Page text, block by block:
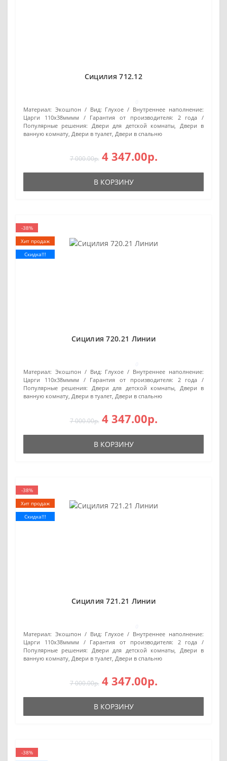
Сицилия 712.12
Материал: Экошпон Вид: Глухое
Внутреннее наполнение:
Царги 110х38мммм
Гарантия от производителя:
2 года
Популярные решения:
Двери для детской комнаты, Двери в
ванную комнату, Двери в туалет, Двери в спальню
7 000.00р. 4 347.00р.
В КОРЗИНУ
-38%
Хит продаж
Скидка!!!
Сицилия 720.21 Линии
Материал: Экошпон Вид: Глухое
Внутреннее наполнение:
Царги 110х38мммм
Гарантия от производителя:
2 года
Популярные решения:
Двери для детской комнаты, Двери в
ванную комнату, Двери в туалет, Двери в спальню
7 000.00р. 4 347.00р.
В КОРЗИНУ
-38%
Хит продаж
Скидка!!!
Сицилия 721.21 Линии
Материал: Экошпон Вид: Глухое
Внутреннее наполнение:
Царги 110х38мммм
Гарантия от производителя:
2 года
Популярные решения:
Двери для детской комнаты, Двери в
ванную комнату, Двери в туалет, Двери в спальню
7 000.00р. 4 347.00р.
В КОРЗИНУ
-38%